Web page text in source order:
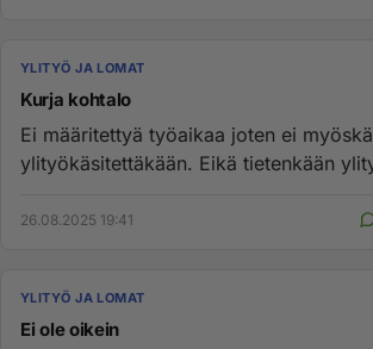
YLITYÖ JA LOMAT
Kurja kohtalo
Ei määritettyä työaikaa joten ei
ylityökäsitettäkään. Eikä tietenkään
26.08.2025 19:41
YLITYÖ JA LOMAT
Ei ole oikein